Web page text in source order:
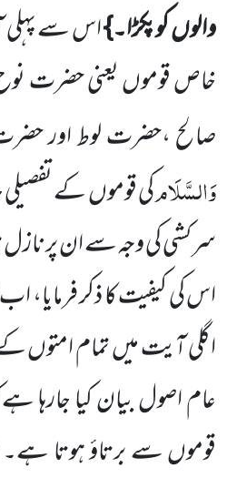
والوں کوپکڑا۔}اس سے
خاص قوموں یعنی حضرت
صالح ،حضرت لوط اور
وَالسَّلَامکی قوموں کے
سرکشی کی وجہ سے ان پر
اس کی کیفیت کا ذکر
اگلی آیت میں تمام امتوں
عام اصول بیان کیا
قوموں سے برتاؤ ہوتا